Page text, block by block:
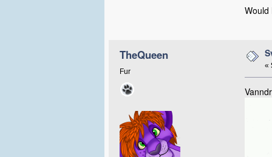
Would
TheQueen
Fur
«